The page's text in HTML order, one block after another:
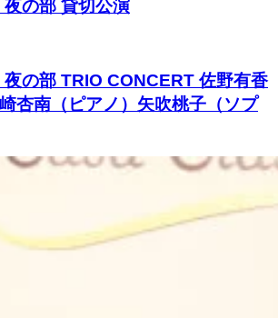
の部 貸切公演
の部 TRIO CONCERT 佐野有香
杏南（ピアノ）矢吹桃子（ソプ